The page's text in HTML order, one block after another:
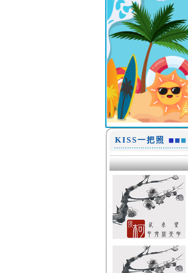
KISS一把照